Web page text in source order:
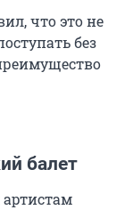
что это не
без
балет